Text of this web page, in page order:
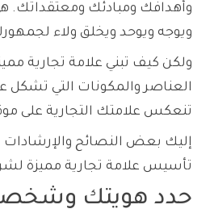
وأهدافك ومبادئك ومعتقداتك.
ويوجه ويوحد ويخلق ولاء
ولكن كيف تبني علامة تجارية
العناصر والمكونات التي تشكل
تنعكس علامتك التجارية على
إليك بعض النصائح
تأسيس علامة تجارية مميزة
حدد هويتك